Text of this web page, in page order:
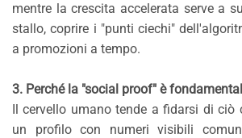
mentre la crescita accelerata serve a
stallo, coprire i "punti ciechi"
a promozioni a tempo.
3. Perché la "social proof" è
Il cervello umano tende a fidarsi di ciò
un profilo con numeri visibili